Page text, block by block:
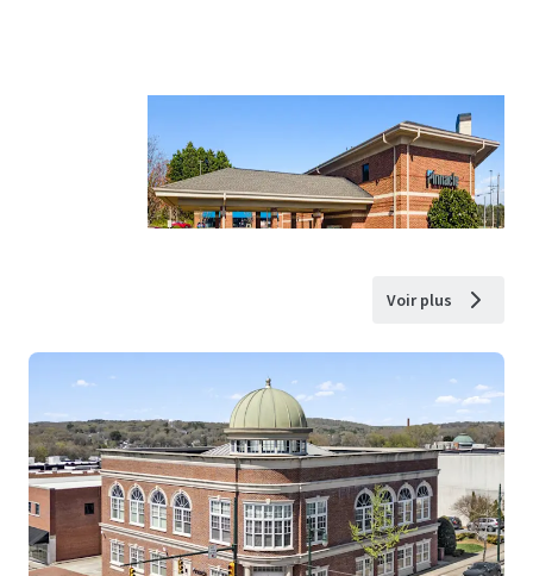
Voir plus